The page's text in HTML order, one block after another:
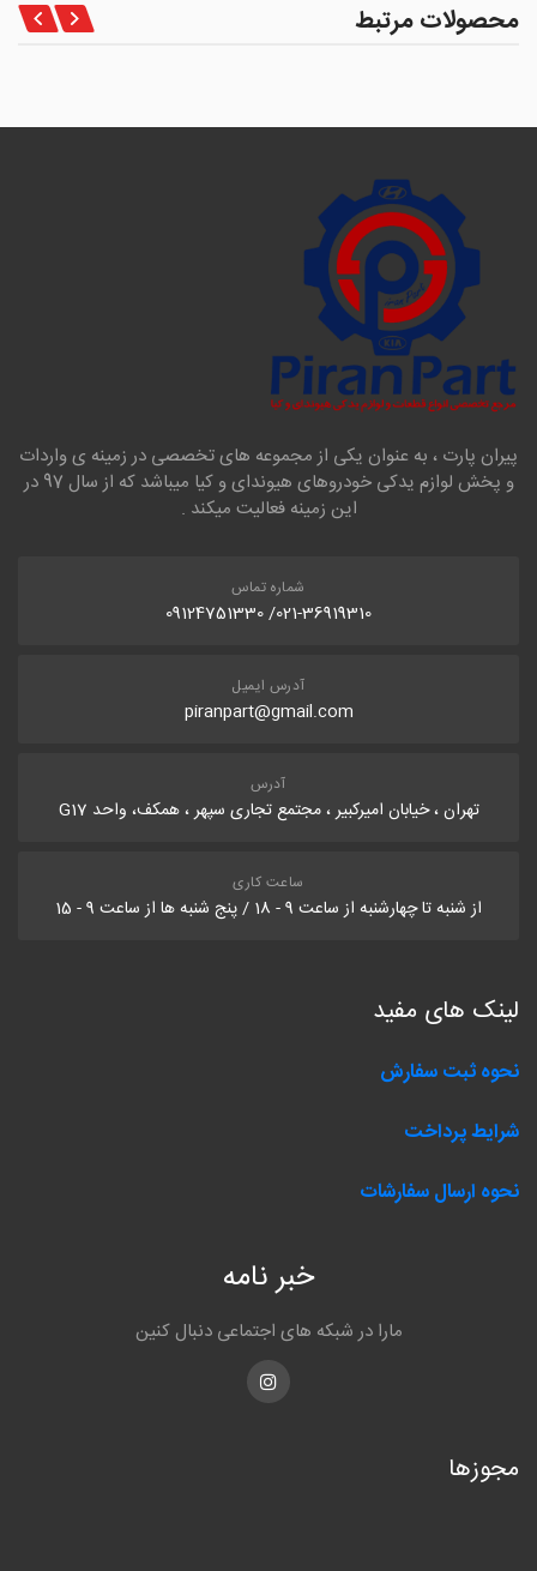
محصولات مرتبط
پیران پارت ، به عنوان یکی از مجموعه های تخصصی در زمینه ی واردات
و پخش لوازم یدکی خودروهای هیوندای و کیا میباشد که از سال 97 در
این زمینه فعالیت میکند .
شماره تماس
021-36919310/ 09124751330
آدرس ایمیل
piranpart@gmail.com
آدرس
تهران ، خیابان امیرکبیر ، مجتمع تجاری سپهر ، همکف، واحد G17
ساعت کاری
از شنبه تا چهارشنبه از ساعت 9 - 18 / پنج شنبه ها از ساعت 9 - 15
لینک های مفید
نحوه ثبت سفارش
شرایط پرداخت
نحوه ارسال سفارشات
خبر نامه
مارا در شبکه های اجتماعی دنبال کنین
Instagram
مجوزها